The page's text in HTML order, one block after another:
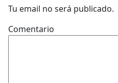
Tu email no será publicado.
Comentario